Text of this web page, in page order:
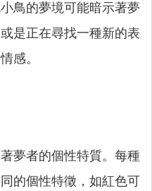
鳥的夢境可能暗示著夢
是正在尋找一種新的表
感。
夢者的個性特質。每種
的個性特徵，如紅色可